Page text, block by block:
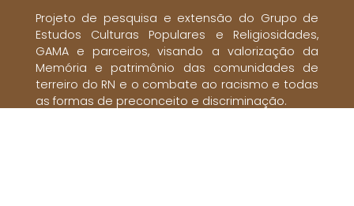
Projeto de pesquisa e extensão do Grupo de
Estudos Culturas Populares e Religiosidades,
GAMA e parceiros, visando a valorização da
Memória e patrimônio das comunidades de
terreiro do RN e o combate ao racismo e todas
as formas de preconceito e discriminação.